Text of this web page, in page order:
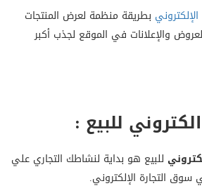
بطريقة منظمة لعرض المنتجات
والإعلانات في الموقع لجذب أكبر
للبيع :
للبيع هو بداية لنشاطك التجاري علي
سوق التجارة الإلكتروني.